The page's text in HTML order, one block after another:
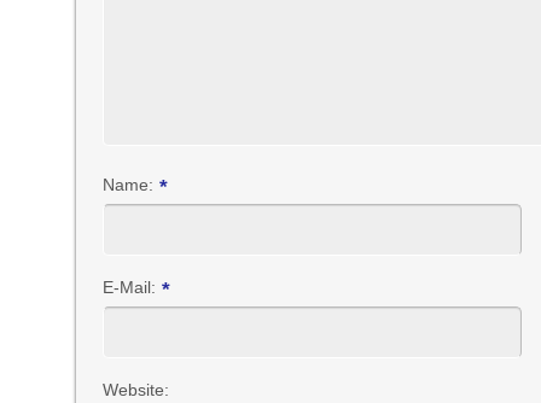
Name: *
E-Mail: *
Website: